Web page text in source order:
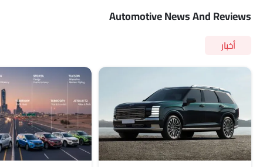
Automotive News And Reviews
أخبار